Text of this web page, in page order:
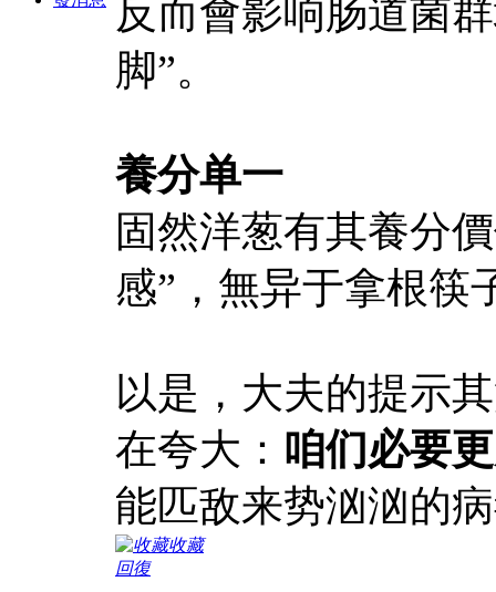
反而會影响肠道菌
脚”。
養分单一
固然洋葱有其養分
感”，無异于拿根
以是，大夫的提示
在夸大： 咱们必要
能匹敌来势汹汹的
收藏
回復